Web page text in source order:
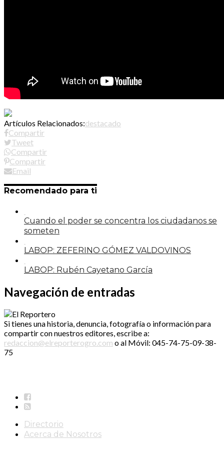
Artículos Relacionados:destacado
Compartir
Tweet
Compartir
Compartir
Email
Recomendado para ti
Cuando el poder se concentra los ciudadanos se
someten
LABOP: ZEFERINO GÓMEZ VALDOVINOS
LABOP: Rubén Cayetano García
Navegación de entradas
Si tienes una historia, denuncia, fotografía o información para
compartir con nuestros editores, escribe a:
redaccion@elreporterogro.com o al Móvil: 045-74-75-09-38-
75
Directorio
Acerca de Nosotros